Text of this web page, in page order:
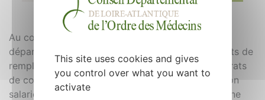
Au cours du mois de septembre 2014, le Conseil
départemental a étudié 260 contrats : 190 contrats de
remplacement et 70 autres contrats dont 10 contrats
de collaboration libérale, 1 contrat de collaboration
salariée, 12 contrats conclus avec un hôpital ou une
This site uses cookies and gives
you control over what you want to
activate